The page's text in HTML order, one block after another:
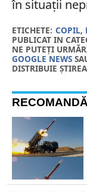
în situații
ETICHETE: COPIL,
PUBLICAT IN
NE PUTEȚI
GOOGLE NEWS
DISTRIBUIE